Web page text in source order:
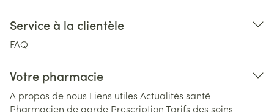
Service à la clientèle
FAQ
Votre pharmacie
A propos de nous Liens utiles Actualités santé
Pharmacien de garde PrescriptionTarifs des soins